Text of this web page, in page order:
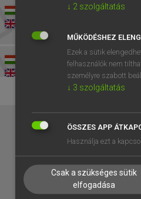
EGYÉNI FELHASZNÁLÓKNAK
TANULÓKNAK
VÁLLALATI MEGOLDÁSOK
↓ 2 szolgáltatás
MŰKÖDÉSHEZ
Ezek a sütik
felhasználók nem
személyre szabott
↓ 3 szolgáltatás
ÖSSZES APP
Használja ezt a
Csak a szükséges sütik
elfogadása